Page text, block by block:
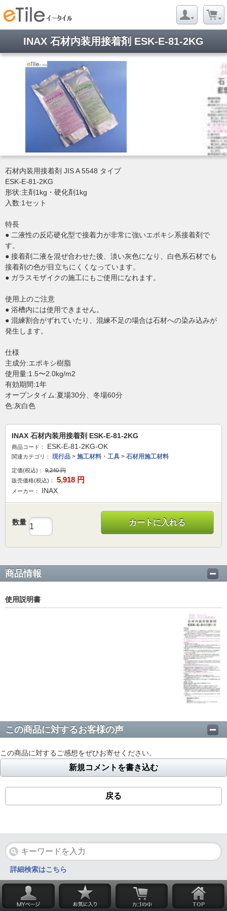
INAX 石材内装用接着剤 ESK-E-81-2KG
石材内装用接着剤 JIS A 5548 タイプ
ESK-E-81-2KG
形状:主剤1kg・硬化剤1kg
入数:1セット
特長
● 二液性の反応硬化型で接着力が非常に強いエポキシ系接着剤で
す。
● 接着剤二液を混ぜ合わせた後、淡い灰色になり、白色系石材でも
接着剤の色が目立ちにくくなっています。
● ガラスモザイクの施工にもご使用になれます。
使用上のご注意
● 浴槽内には使用できません。
● 混練割合がずれていたり、混練不足の場合は石材への染み込みが
発生します。
仕様
主成分:エポキシ樹脂
使用量:1.5〜2.0kg/m2
有効期間:1年
オープンタイム:夏場30分、冬場60分
色:灰白色
INAX 石材内装用接着剤 ESK-E-81-2KG
商品コード： ESK-E-81-2KG-OK
関連カテゴリ： 現行品 > 施工材料・工具 > 石材用施工材料
定価(税込)： 9,240円
販売価格(税込)：
5,918 円
メーカー： INAX
数量 カートに入れる
商品情報
使用説明書
この商品に対するお客様の声
この商品に対するご感想をぜひお寄せください。
新規コメントを書き込む
戻る
詳細検索はこちら